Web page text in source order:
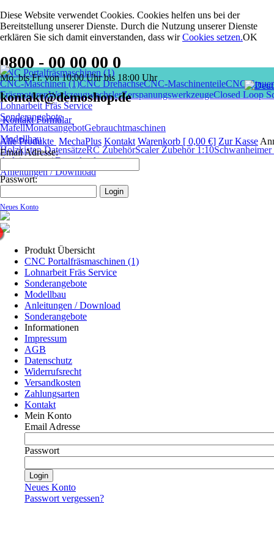
Diese Website verwendet Cookies. Cookies helfen uns bei der
Bereitstellung unserer Dienste. Durch die Nutzung unserer Dienste
erklären Sie sich damit einverstanden, dass wirCookies setzen.OK
CNC Portalfräsmaschinen (1)
CNC-Maschinen (1)CNC DrehachseCNC-MaschinenteileCNC-
FräsmotorenWerkzeugwechslerZerspanungswerkzeugeClosed Loop
Lohnarbeit Fräs Service
Sonderangebote
MafellMonatsangebotGebrauchtmaschinen
Modellbau
Holzkisten DatensätzeRC ZubehörScaler Zubehör 1:10
Anleitungen / Download
Anleitungen / Download
0800 - 00 00 00 0
Mo. bis Fr. von 10:00 Uhr bis 18:00 Uhr
kontakt@demoshop.de
Kontakt Formular
Alle Produkte MechaPlus Kontakt Warenkorb [ 0,00 €] Zur Kasse
Email Adresse:
Passwort:
Neues Konto
Produkt Übersicht
CNC Portalfräsmaschinen (1)
Lohnarbeit Fräs Service
Sonderangebote
Modellbau
Anleitungen / Download
Sonderangebote
Informationen
Impressum
AGB
Datenschutz
Widerrufsrecht
Versandkosten
Zahlungsarten
Kontakt
Mein Konto
Email Adresse
Passwort
Neues Konto
Passwort vergessen?